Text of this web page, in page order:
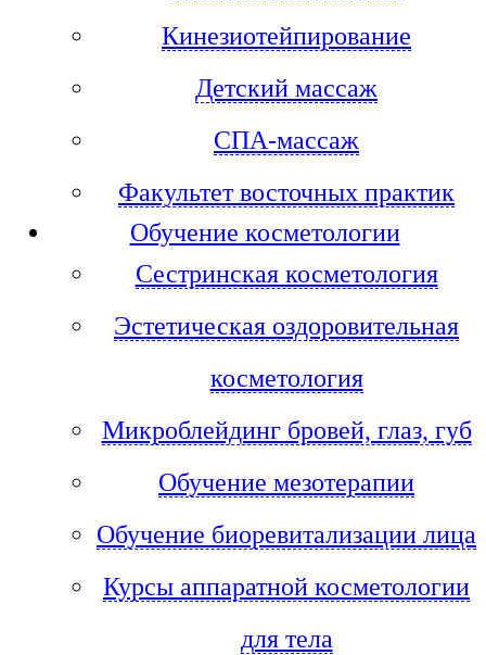
Кинезиотейпирование
Детский массаж
СПА-массаж
Факультет восточных практик
Обучение косметологии
Сестринская косметология
Эстетическая оздоровительная
косметология
Микроблейдинг бровей, глаз, губ
Обучение мезотерапии
Обучение биоревитализации лица
Курсы аппаратной косметологии
для тела